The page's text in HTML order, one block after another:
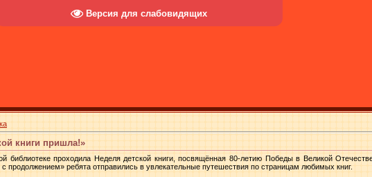
Версия для слабовидящих
книги пришла!»
библиотеке проходила Неделя детской книги, посвящённая 80-летию Победы в Великой
продолжением» ребята отправились в увлекательные путешествия по страницам любимых книг.